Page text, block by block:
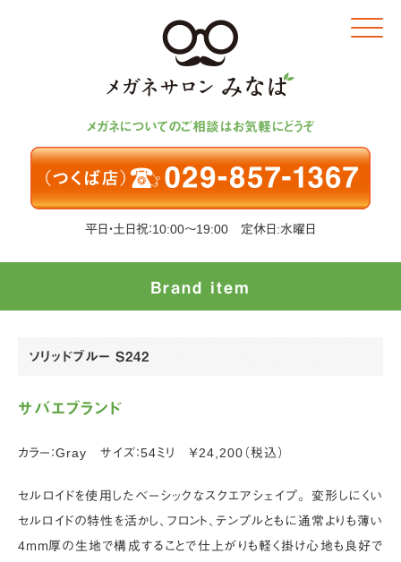
メガネについてのご相談はお気軽にどうぞ
平日・土日祝：10:00～19:00 定休日:水曜日
Click
Brand item
ソリッドブルー S242
サバエブランド
カラー：Gray サイズ：54ミリ ￥24,200（税込）
セルロイドを使用したベーシックなスクエアシェイプ。 変形しにくい
セルロイドの特性を活かし、フロント、テンプルともに通常よりも薄い
4ｍｍ厚の生地で構成することで仕上がりも軽く掛け心地も良好で